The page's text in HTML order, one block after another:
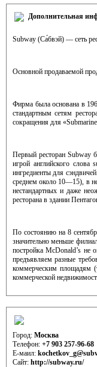
Дополнительная
Subway (Са́бвэй) — сеть
Основной продаваемой
Фирма была основана в
стандартным сетям
сокращения для
Первый ресторан Subway
игрой английского
ингредиенты для
среднем около 10—15), в
нестандартных и даже
ресторана в здании
По состоянию на 8
значительно меньше
постройка McDonald’s
предъявляем разные
коммерческим площадям
коммерческой
Город: Москва
Телефон: +7 903 257-96-68
Е-маил:
Сайт: http://subway.ru/